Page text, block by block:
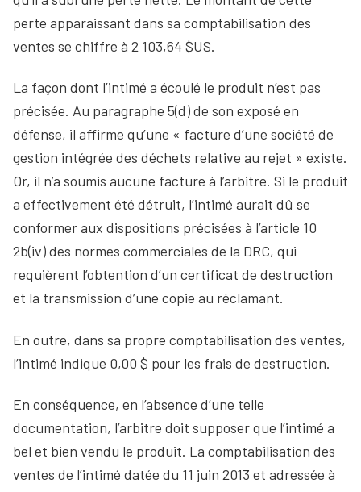
perte apparaissant dans sa comptabilisation des
ventes se chiffre à 2 103,64 $US.
La façon dont l’intimé a écoulé le produit n’est pas
précisée. Au paragraphe 5(d) de son exposé en
défense, il affirme qu’une « facture d’une société de
gestion intégrée des déchets relative au rejet » existe.
Or, il n’a soumis aucune facture à l’arbitre. Si le produit
a effectivement été détruit, l’intimé aurait dû se
conformer aux dispositions précisées à l’article 10
2b(iv) des normes commerciales de la DRC, qui
requièrent l’obtention d’un certificat de destruction
et la transmission d’une copie au réclamant.
En outre, dans sa propre comptabilisation des ventes,
l’intimé indique 0,00 $ pour les frais de destruction.
En conséquence, en l’absence d’une telle
documentation, l’arbitre doit supposer que l’intimé a
bel et bien vendu le produit. La comptabilisation des
ventes de l’intimé datée du 11 juin 2013 et adressée à